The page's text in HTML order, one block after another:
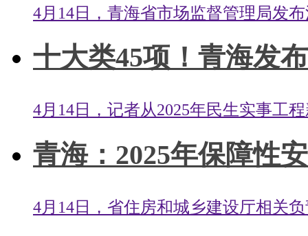
4月14日，青海省市场监督管理局发
十大类45项！青海发
4月14日，记者从2025年民生实事工
青海：2025年保障性
4月14日，省住房和城乡建设厅相关